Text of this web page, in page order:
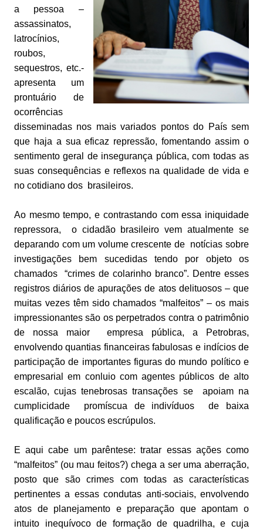
a pessoa –
assassinatos,
latrocínios,
roubos,
sequestros, etc.-
apresenta um
prontuário de
ocorrências
disseminadas nos mais variados pontos do País sem
que haja a sua eficaz repressão, fomentando assim o
sentimento geral de insegurança pública, com todas as
suas consequências e reflexos na qualidade de vida e
no cotidiano dos brasileiros.
Ao mesmo tempo, e contrastando com essa iniquidade
repressora, o cidadão brasileiro vem atualmente se
deparando com um volume crescente de notícias sobre
investigações bem sucedidas tendo por objeto os
chamados “crimes de colarinho branco”. Dentre esses
registros diários de apurações de atos delituosos – que
muitas vezes têm sido chamados “malfeitos” – os mais
impressionantes são os perpetrados contra o patrimônio
de nossa maior empresa pública, a Petrobras,
envolvendo quantias financeiras fabulosas e indícios de
participação de importantes figuras do mundo político e
empresarial em conluio com agentes públicos de alto
escalão, cujas tenebrosas transações se apoiam na
cumplicidade promíscua de indivíduos de baixa
qualificação e poucos escrúpulos.
E aqui cabe um parêntese: tratar essas ações como
“malfeitos” (ou mau feitos?) chega a ser uma aberração,
posto que são crimes com todas as características
pertinentes a essas condutas anti-sociais, envolvendo
atos de planejamento e preparação que apontam o
intuito inequívoco de formação de quadrilha, e cuja